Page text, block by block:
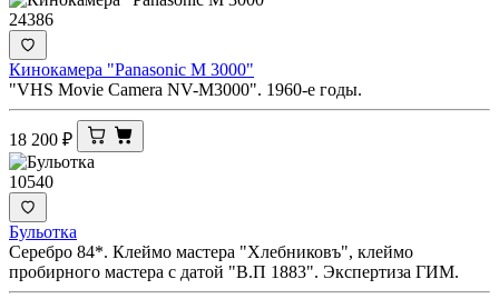
24386
Кинокамера "Panasonic M 3000"
"VHS Movie Camera NV-M3000". 1960-е годы.
18 200 ₽
10540
Бульотка
Серебро 84*. Клеймо мастера "Хлебниковъ", клеймо
пробирного мастера с датой "В.П 1883". Экспертиза ГИМ.